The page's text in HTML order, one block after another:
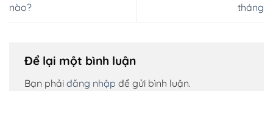
nào?
tháng
Để lại một bình luận
Bạn phải đăng nhập để gửi bình luận.